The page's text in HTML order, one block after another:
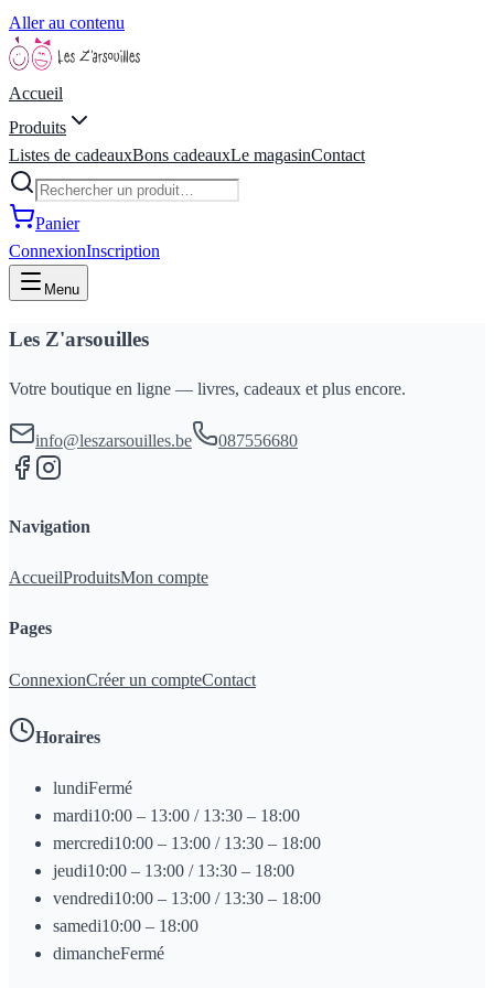
Aller au contenu
Accueil
Produits
Listes de cadeauxBons cadeauxLe magasinContact
Panier
ConnexionInscription
Menu
Les Z'arsouilles
Votre boutique en ligne — livres, cadeaux et plus encore.
info@leszarsouilles.be 087556680
Navigation
AccueilProduitsMon compte
Pages
ConnexionCréer un compteContact
Horaires
lundiFermé
mardi10:00 – 13:00 / 13:30 – 18:00
mercredi10:00 – 13:00 / 13:30 – 18:00
jeudi10:00 – 13:00 / 13:30 – 18:00
vendredi10:00 – 13:00 / 13:30 – 18:00
samedi10:00 – 18:00
dimancheFermé